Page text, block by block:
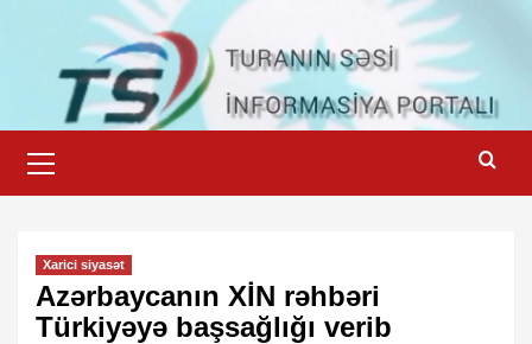
content
Menu
Xarici siyasət
Azərbaycanın XİN rəhbəri
Türkiyəyə başsağlığı verib